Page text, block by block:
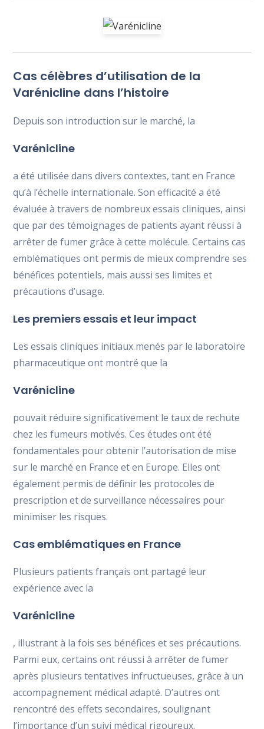
Cas célèbres d’utilisation de la
Varénicline dans l’histoire
Depuis son introduction sur le marché, la
Varénicline
a été utilisée dans divers contextes, tant en France
qu’à l’échelle internationale. Son efficacité a été
évaluée à travers de nombreux essais cliniques, ainsi
que par des témoignages de patients ayant réussi à
arrêter de fumer grâce à cette molécule. Certains cas
emblématiques ont permis de mieux comprendre ses
bénéfices potentiels, mais aussi ses limites et
précautions d’usage.
Les premiers essais et leur impact
Les essais cliniques initiaux menés par le laboratoire
pharmaceutique ont montré que la
Varénicline
pouvait réduire significativement le taux de rechute
chez les fumeurs motivés. Ces études ont été
fondamentales pour obtenir l’autorisation de mise
sur le marché en France et en Europe. Elles ont
également permis de définir les protocoles de
prescription et de surveillance nécessaires pour
minimiser les risques.
Cas emblématiques en France
Plusieurs patients français ont partagé leur
expérience avec la
Varénicline
, illustrant à la fois ses bénéfices et ses précautions.
Parmi eux, certains ont réussi à arrêter de fumer
après plusieurs tentatives infructueuses, grâce à un
accompagnement médical adapté. D’autres ont
rencontré des effets secondaires, soulignant
l’importance d’un suivi médical rigoureux.